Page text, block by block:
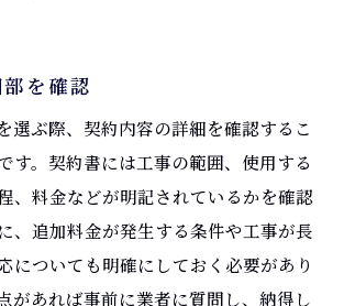
を確認
選ぶ際、契約内容の詳細を確認するこ
す。契約書には工事の範囲、使用する
、料金などが明記されているかを確認
、追加料金が発生する条件や工事が長
についても明確にしておく必要があり
があれば事前に業者に質問し、納得し